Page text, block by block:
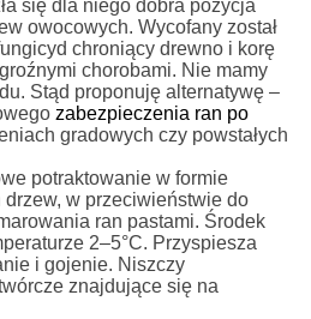
się dla niego dobra pozycja
owocowych. Wycofany został
chroniący drewno i korę
chorobami. Nie mamy
Stąd proponuję alternatywę –
zabezpieczenia ran po
gradowych czy powstałych
potraktowanie w formie
w przeciwieństwie do
ran pastami. Środek
2–5°C. Przyspiesza
i gojenie. Niszczy
znajdujące się na